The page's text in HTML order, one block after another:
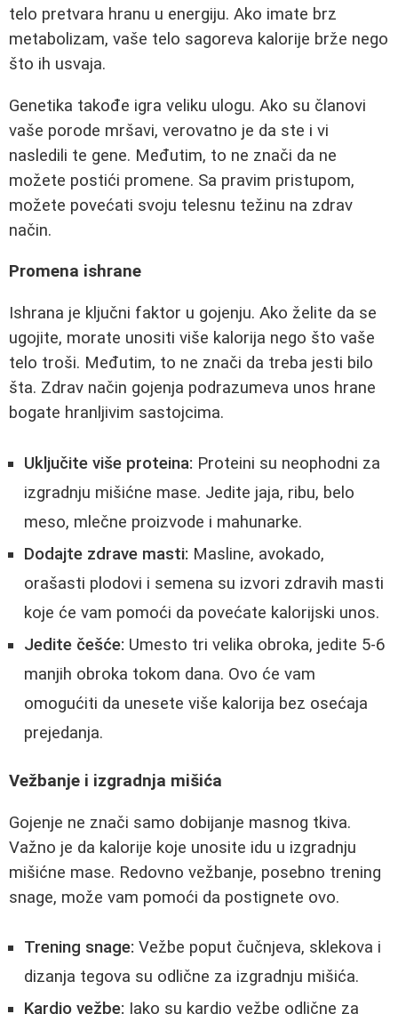
telo pretvara hranu u energiju. Ako imate brz
metabolizam, vaše telo sagoreva kalorije brže nego
što ih usvaja.
Genetika takođe igra veliku ulogu. Ako su članovi
vaše porode mršavi, verovatno je da ste i vi
nasledili te gene. Međutim, to ne znači da ne
možete postići promene. Sa pravim pristupom,
možete povećati svoju telesnu težinu na zdrav
način.
Promena ishrane
Ishrana je ključni faktor u gojenju. Ako želite da se
ugojite, morate unositi više kalorija nego što vaše
telo troši. Međutim, to ne znači da treba jesti bilo
šta. Zdrav način gojenja podrazumeva unos hrane
bogate hranljivim sastojcima.
Uključite više proteina: Proteini su neophodni za
izgradnju mišićne mase. Jedite jaja, ribu, belo
meso, mlečne proizvode i mahunarke.
Dodajte zdrave masti: Masline, avokado,
orašasti plodovi i semena su izvori zdravih masti
koje će vam pomoći da povećate kalorijski unos.
Jedite češće: Umesto tri velika obroka, jedite 5-6
manjih obroka tokom dana. Ovo će vam
omogućiti da unesete više kalorija bez osećaja
prejedanja.
Vežbanje i izgradnja mišića
Gojenje ne znači samo dobijanje masnog tkiva.
Važno je da kalorije koje unosite idu u izgradnju
mišićne mase. Redovno vežbanje, posebno trening
snage, može vam pomoći da postignete ovo.
Trening snage: Vežbe poput čučnjeva, sklekova i
dizanja tegova su odlične za izgradnju mišića.
Kardio vežbe: Iako su kardio vežbe odlične za